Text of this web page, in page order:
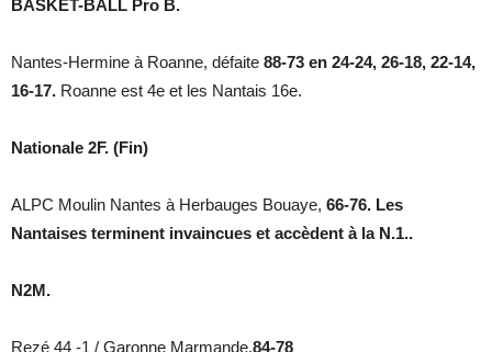
BASKET-BALL Pro B.
Nantes-Hermine à Roanne, défaite 88-73 en 24-24, 26-18, 22-14,
16-17. Roanne est 4e et les Nantais 16e.
Nationale 2F. (Fin)
ALPC Moulin Nantes à Herbauges Bouaye, 66-76. Les
Nantaises terminent invaincues et accèdent à la N.1..
N2M.
Rezé 44 -1 / Garonne Marmande,84-78